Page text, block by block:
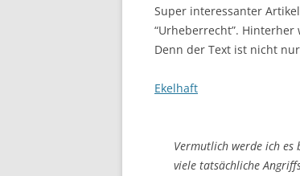
Super interessanter
“Urheberrecht”. Hinterher
Denn der Text ist nicht
Ekelhaft
Vermutlich werde ich es
viele tatsächliche